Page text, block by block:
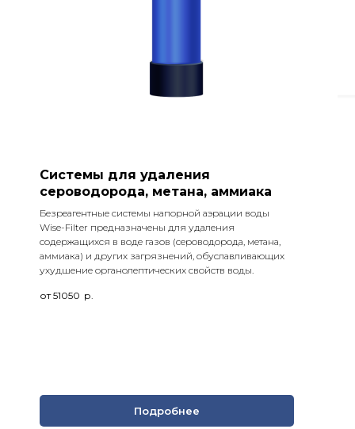
Системы для удаления
сероводорода, метана, аммиака
Безреагентные системы напорной аэрации воды
Wise-Filter предназначены для удаления
содержащихся в воде газов (сероводорода, метана,
аммиака) и других загрязнений, обуславливающих
ухудшение органолептических свойств воды.
от 51050 р.
Подробнее